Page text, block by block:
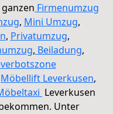
Firmenumzug
, Mini Umzug,
, Privatumzug,
, Beiladung,
Möbellift Leverkusen,
Leverkusen
Unter